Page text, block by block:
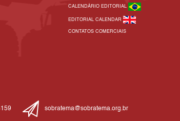
CALENDÁRIO EDITORIAL
EDITORIAL CALENDAR
CONTATOS COMERCIAIS
sobratema@sobratema.org.br